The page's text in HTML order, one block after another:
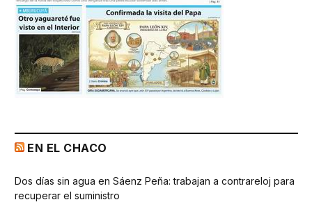
EN EL CHACO
Dos días sin agua en Sáenz Peña: trabajan a contrareloj para
recuperar el suministro